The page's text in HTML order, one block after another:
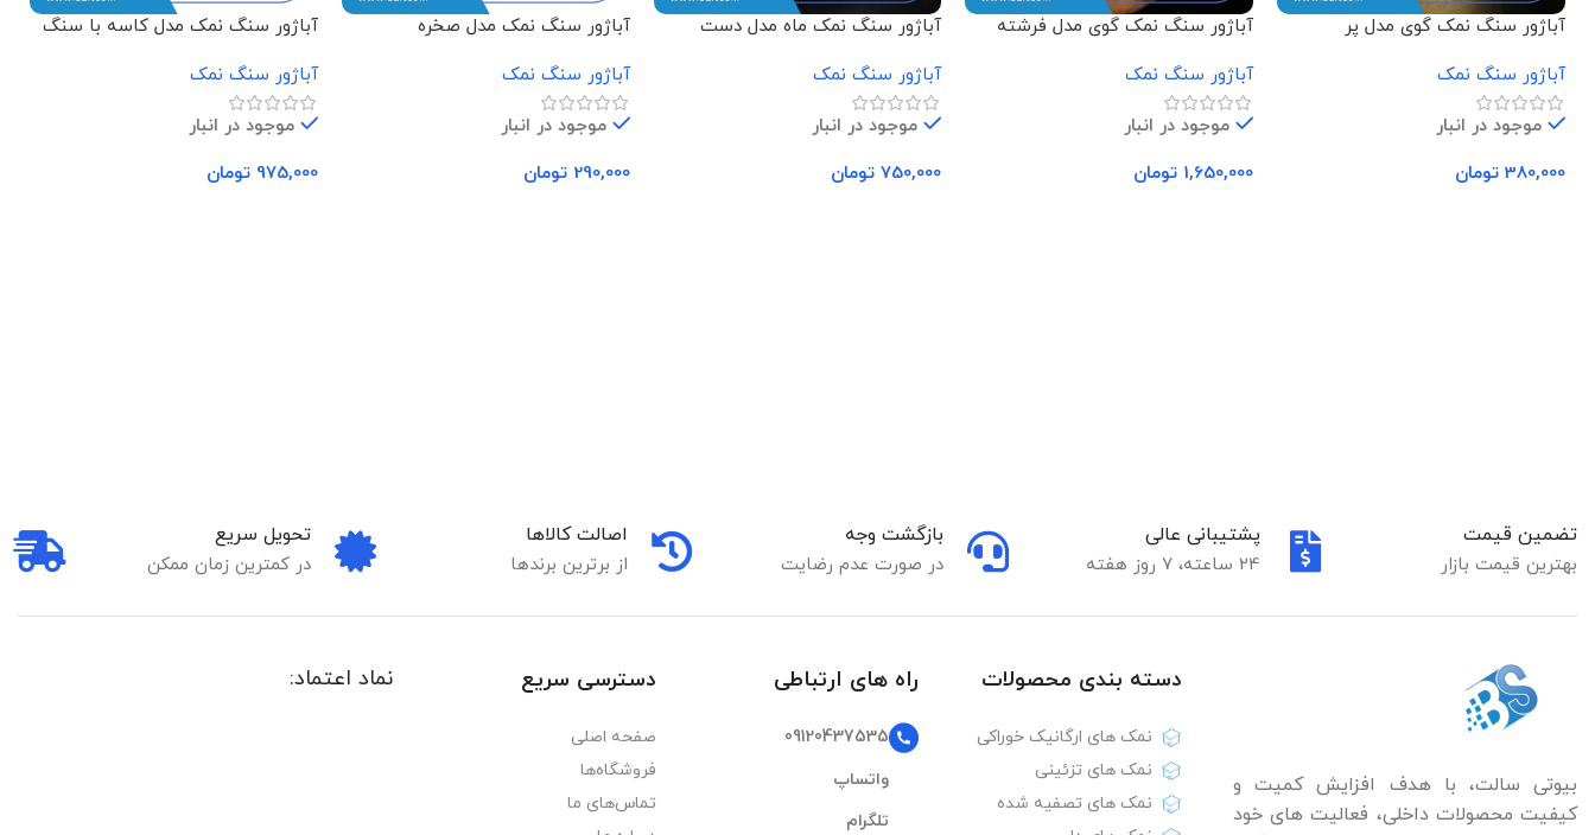
آباژور سنگ نمک گوی مدل پر
آباژور سنگ نمک
موجود در انبار
380,000 تومان
آباژور سنگ نمک گوی مدل فرشته
آباژور سنگ نمک
موجود در انبار
1,650,000 تومان
آباژور سنگ نمک ماه مدل دست
آباژور سنگ نمک
موجود در انبار
750,000 تومان
آباژور سنگ نمک مدل صخره
آباژور سنگ نمک
موجود در انبار
290,000 تومان
آباژور سنگ نمک مدل کاسه با سنگ
آباژور سنگ نمک
موجود در انبار
975,000 تومان
تضمین قیمت
بهترین قیمت بازار
پشتیبانی عالی
24 ساعته، 7 روز هفته
بازگشت وجه
در صورت عدم رضایت
اصالت کالاها
از برترین برندها
تحویل سریع
در کمترین زمان ممکن
بیوتی سالت، با هدف افزایش کمیت و
کیفیت محصولات داخلی، فعالیت های خود
دسته بندی‌ محصولات
نمک های ارگانیک خوراکی
نمک های تزئینی
نمک های تصفیه شده
راه های ارتباطی
09120437535
واتساپ
تلگرام
دسترسی سریع
صفحه اصلی
فروشگاه‌ها
تماس‌های ما
نماد اعتماد: